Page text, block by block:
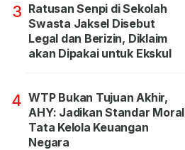
3 Ratusan Senpi di Sekolah
Swasta Jaksel Disebut
Legal dan Berizin, Diklaim
akan Dipakai untuk Ekskul
4 WTP Bukan Tujuan Akhir,
AHY: Jadikan Standar Moral
Tata Kelola Keuangan
Negara